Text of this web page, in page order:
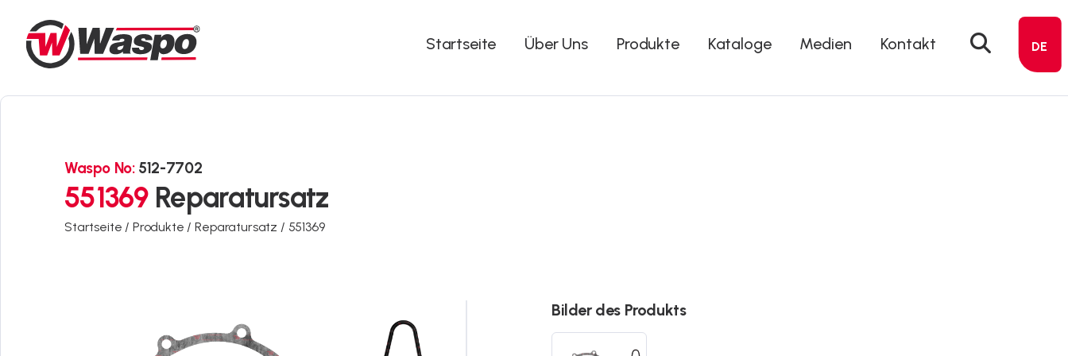
Startseite Über Uns Produkte Kataloge Medien Kontakt DE
Waspo No: 512-7702
551369 Reparatursatz
Startseite / Produkte /Reparatursatz / 551369
Bilder des Produkts